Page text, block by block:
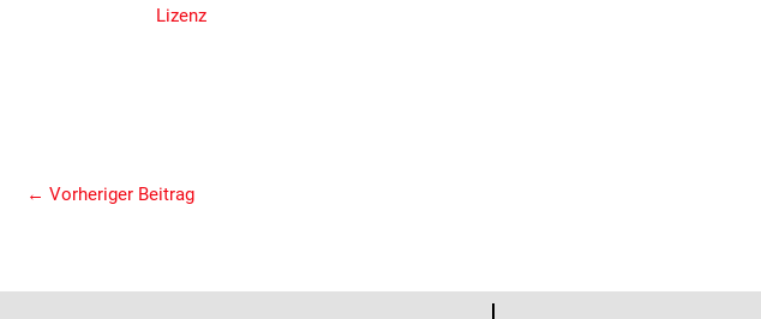
Lizenz
← Vorheriger Beitrag